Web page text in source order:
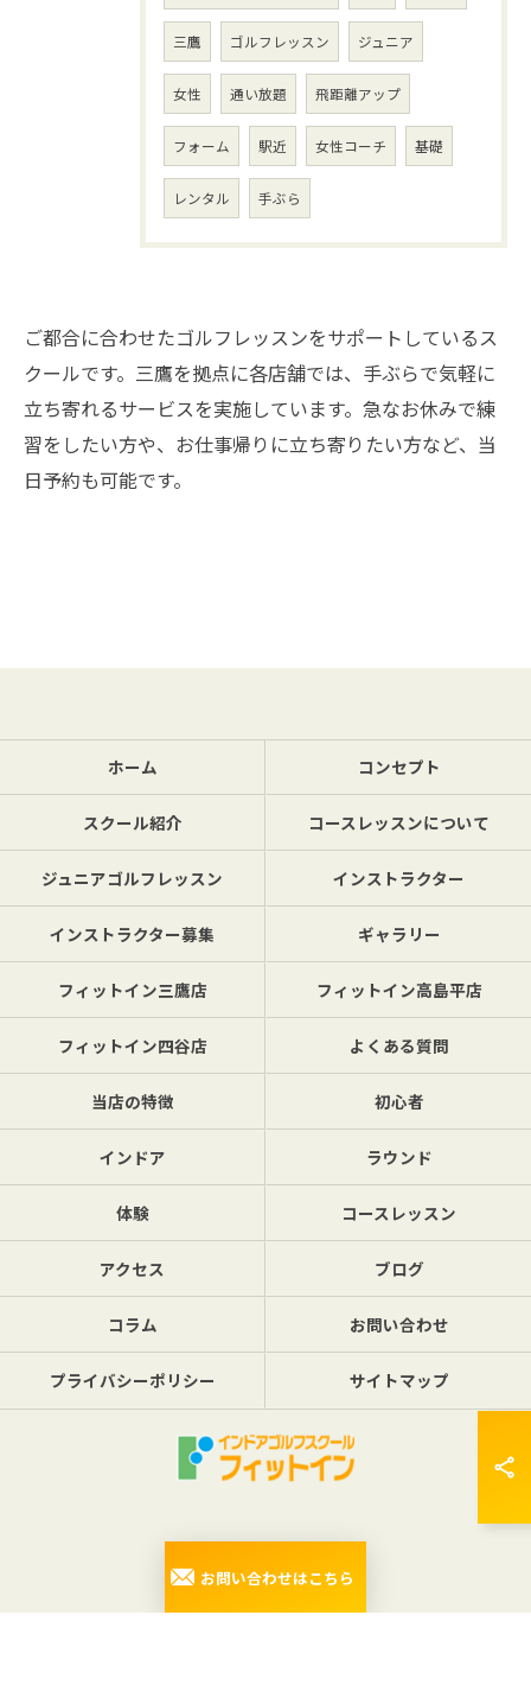
三鷹 ゴルフレッスン ジュニア
女性 通い放題 飛距離アップ
フォーム 駅近 女性コーチ 基礎
レンタル 手ぶら
ご都合に合わせたゴルフレッスンをサポートしているス
クールです。三鷹を拠点に各店舗では、手ぶらで気軽に
立ち寄れるサービスを実施しています。急なお休みで練
習をしたい方や、お仕事帰りに立ち寄りたい方など、当
日予約も可能です。
お問い合わせはこちら
ホーム コンセプト
スクール紹介 コースレッスンについて
ジュニアゴルフレッスン インストラクター
インストラクター募集 ギャラリー
フィットイン三鷹店 フィットイン高島平店
フィットイン四谷店 よくある質問
当店の特徴 初心者
インドア ラウンド
体験 コースレッスン
アクセス ブログ
コラム お問い合わせ
プライバシーポリシー サイトマップ
© 2026 東京都三鷹のゴルフレッスンならフィットイン ALL RIGHTS RESERVED.